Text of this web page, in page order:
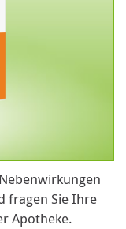
fragen Sie Ihre
Apotheke.